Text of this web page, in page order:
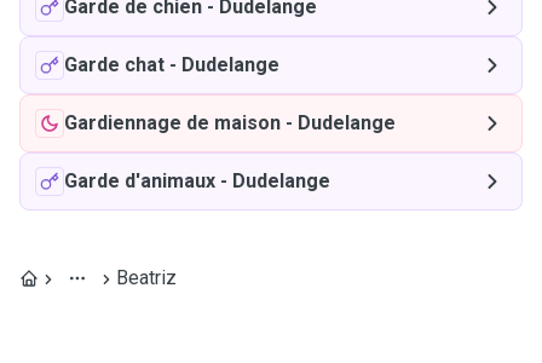
Garde de chien - Dudelange
Garde chat - Dudelange
Gardiennage de maison - Dudelange
Garde d'animaux - Dudelange
Beatriz